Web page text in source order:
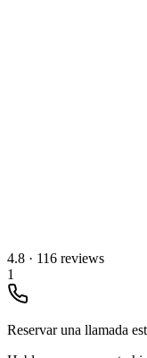
4.8 · 116 reviews
1
Reservar una llamada